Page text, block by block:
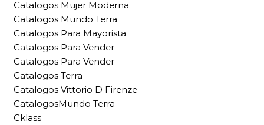
Catalogos Mujer Moderna
Catalogos Mundo Terra
Catalogos Para Mayorista
Catalogos Para Vender
Catalogos Para Vender
Catalogos Terra
Catalogos Vittorio D Firenze
CatalogosMundo Terra
Cklass